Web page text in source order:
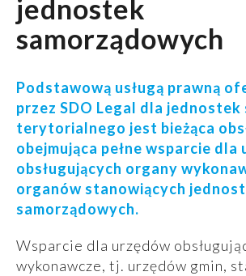
jednostek
samorządowych
Podstawową usługą prawną
przez SDO Legal dla jednostek
terytorialnego jest bieżąca
obejmująca pełne wsparcie dla
obsługujących organy
organów stanowiących
samorządowych.
Wsparcie dla urzędów
wykonawcze, tj. urzędów gmin,